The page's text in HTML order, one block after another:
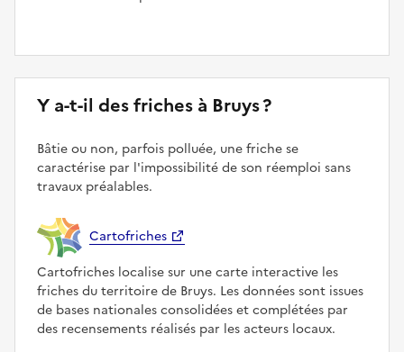
Y a-t-il des friches à Bruys ?
Bâtie ou non, parfois polluée, une friche se
caractérise par l'impossibilité de son réemploi sans
travaux préalables.
Cartofriches
Cartofriches localise sur une carte interactive les
friches du territoire de Bruys. Les données sont issues
de bases nationales consolidées et complétées par
des recensements réalisés par les acteurs locaux.